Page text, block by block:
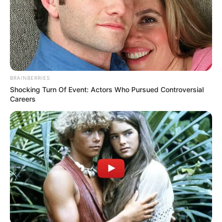
de gramaje a la minería ilegal y de la pasta base de coca.
De igual forma, las disidencias de las FARC,
particularmente el Frente 36 del Estado Mayor Central,
presionan desde los límites con el Norte de Antioquia
para asegurar corredores de movilidad hacia los ríos
Cauca y Nechí.
Caucasia,se ha convertido en uno de los epicentros de la
crisis humanitaria y de seguridad que afecta al
Cauca antioqueño.Al ser un asentamiento informal
caracterizado por la precariedad habitacional y la
ausencia de servicios públicos básicos, la vulnerabilidad
de sus habitantes es explotada por los grupos armados
ilegales. Autoridades locales y la Defensoría del Pueblo
señalan que este sector se utiliza como refugio, centro de
acopio y corredor de movilidad por las estructuras
criminales que se disputan las rentas del municipio.
COMPARTIR
BRAINBERRIES
Shocking Turn Of Event: Actors Who Pursued Controversial
Careers